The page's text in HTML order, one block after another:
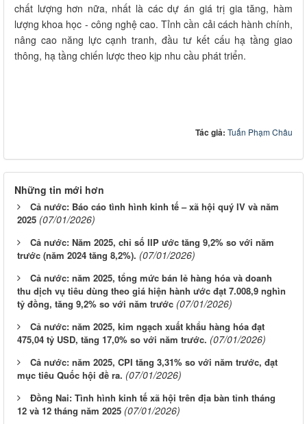
chất lượng hơn nữa, nhất là các dự án giá trị gia tăng, hàm
lượng khoa học - công nghệ cao. Tỉnh cần cải cách hành chính,
nâng cao năng lực cạnh tranh, đầu tư kết cấu hạ tầng giao
thông, hạ tầng chiến lược theo kịp nhu cầu phát triển.
Tác giả: Tuấn Phạm Châu
Những tin mới hơn
Cả nước: Báo cáo tình hình kinh tế – xã hội quý IV và năm
2025 (07/01/2026)
Cả nước: Năm 2025, chỉ số IIP ước tăng 9,2% so với năm
trước (năm 2024 tăng 8,2%). (07/01/2026)
Cả nước: năm 2025, tổng mức bán lẻ hàng hóa và doanh
thu dịch vụ tiêu dùng theo giá hiện hành ước đạt 7.008,9 nghìn
tỷ đồng, tăng 9,2% so với năm trước (07/01/2026)
Cả nước: năm 2025, kim ngạch xuất khẩu hàng hóa đạt
475,04 tỷ USD, tăng 17,0% so với năm trước. (07/01/2026)
Cả nước: năm 2025, CPI tăng 3,31% so với năm trước, đạt
mục tiêu Quốc hội đề ra. (07/01/2026)
Đồng Nai: Tình hình kinh tế xã hội trên địa bàn tỉnh tháng
12 và 12 tháng năm 2025 (07/01/2026)